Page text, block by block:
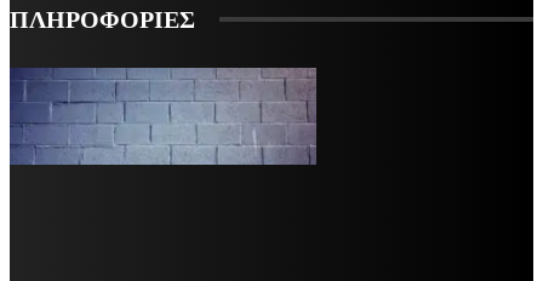
ΠΛΗΡΟΦΟΡΙΕΣ
VARiEMAi
OFFICIAL